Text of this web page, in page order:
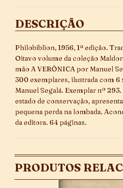
DESCRIÇÃO
Philobiblion, 1956, 1ª edição.
Oitavo volume da coleção
mão A VERÔNICA por Manuel
300 exemplares, ilustrada com
Manuel Segalá. Exemplar nº
estado de conservação,
pequena perda na lombada.
da editora. 64 páginas.
PRODUTOS